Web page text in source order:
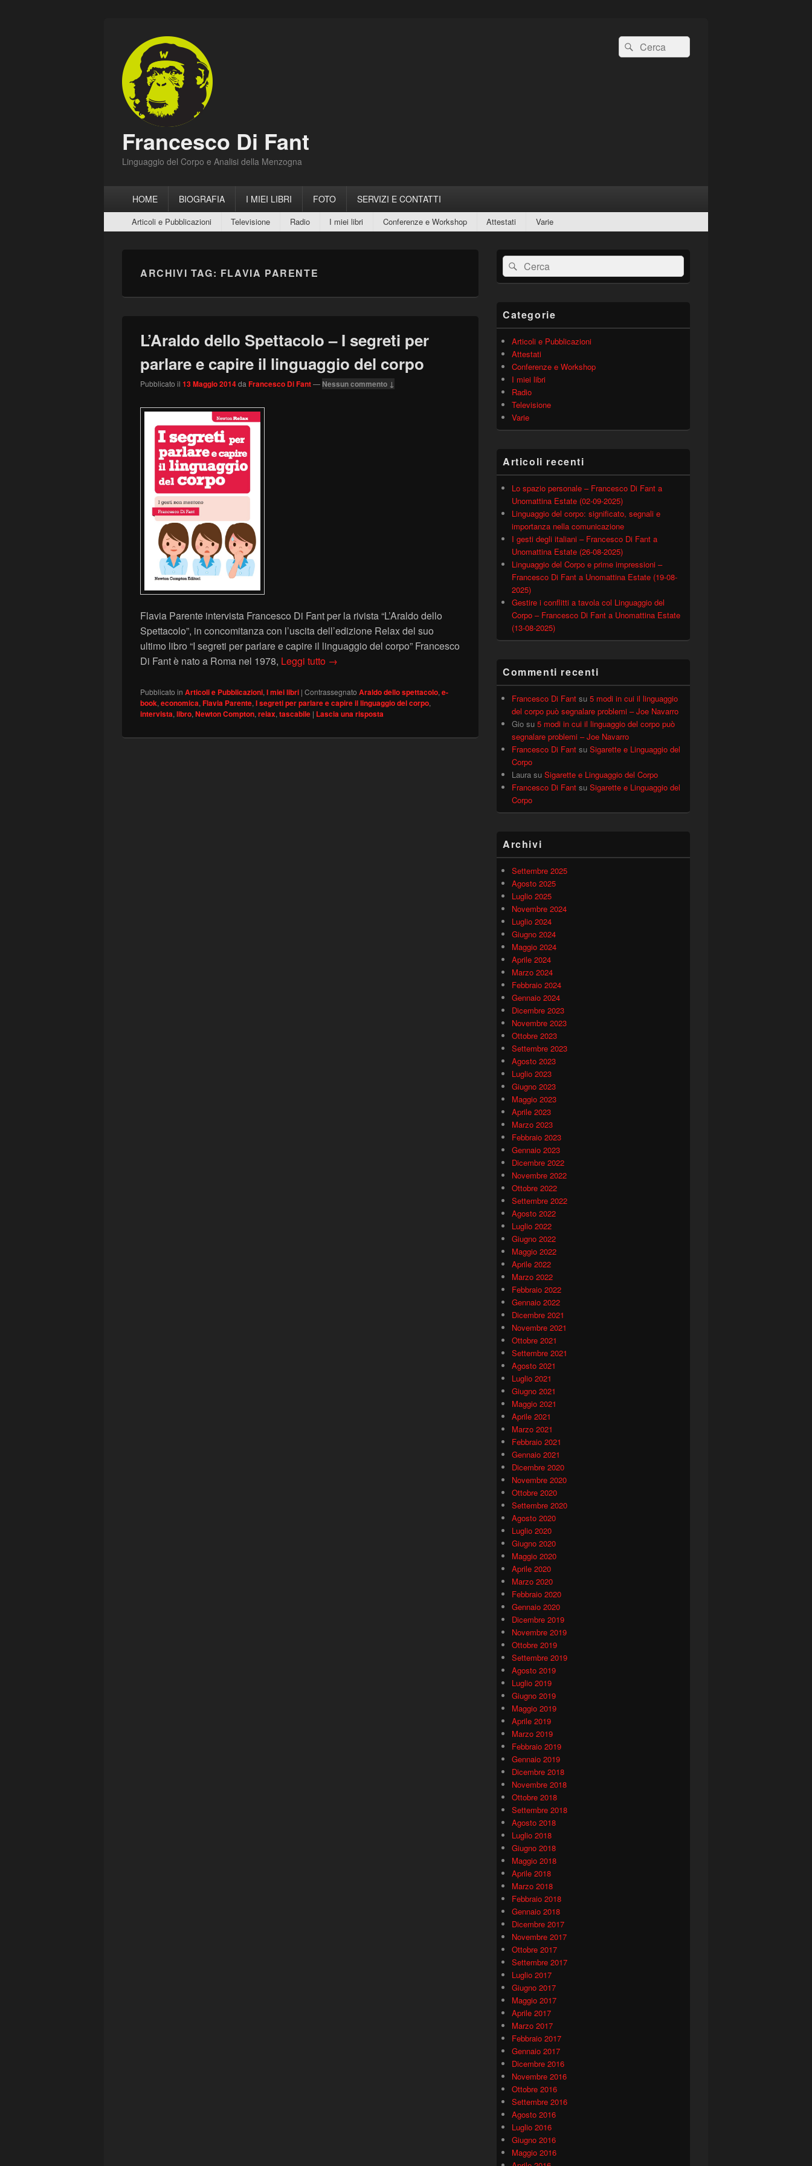
Francesco Di Fant
Linguaggio del Corpo e Analisi della Menzogna
Cerca:Cerca
principaleHOME BIOGRAFIA I MIEI LIBRI FOTO SERVIZI E CONTATTI
secondario
Articoli e Pubblicazioni Televisione Radio I miei libri Conferenze e Workshop Attestati Varie
ARCHIVI TAG: FLAVIA PARENTE
L’Araldo dello Spettacolo – I segreti per
parlare e capire il linguaggio del corpo
Pubblicato il 13 Maggio 2014da Francesco Di Fant— Nessun commento ↓
Flavia Parente intervista Francesco Di Fant per la rivista “L’Araldo dello
Spettacolo”, in concomitanza con l’uscita dell’edizione Relax del suo
ultimo libro “I segreti per parlare e capire il linguaggio del corpo” Francesco
Di Fant è nato a Roma nel 1978, Leggi tutto L’Araldo dello Spettacolo – I segreti per parlare e capire il linguaggio del corpo
→
Pubblicato in Articoli e Pubblicazioni, I miei libri | Contrassegnato Araldo dello spettacolo, e-
book, economica, Flavia Parente, I segreti per parlare e capire il linguaggio del corpo,
intervista, libro, Newton Compton, relax, tascabile | Lascia una risposta
Area
widget
barra
laterale
Cerca:Cerca
Categorie
Articoli e Pubblicazioni
Attestati
Conferenze e Workshop
I miei libri
Radio
Televisione
Varie
Articoli recenti
Lo spazio personale – Francesco Di Fant a
Unomattina Estate (02-09-2025)
Linguaggio del corpo: significato, segnali e
importanza nella comunicazione
I gesti degli italiani – Francesco Di Fant a
Unomattina Estate (26-08-2025)
Linguaggio del Corpo e prime impressioni –
Francesco Di Fant a Unomattina Estate (19-08-
2025)
Gestire i conflitti a tavola col Linguaggio del
Corpo – Francesco Di Fant a Unomattina Estate
(13-08-2025)
Commenti recenti
Francesco Di Fant su 5 modi in cui il linguaggio
del corpo può segnalare problemi – Joe Navarro
Gio su 5 modi in cui il linguaggio del corpo può
segnalare problemi – Joe Navarro
Francesco Di Fant su Sigarette e Linguaggio del
Corpo
Laura su Sigarette e Linguaggio del Corpo
Francesco Di Fant su Sigarette e Linguaggio del
Corpo
Archivi
Settembre 2025
Agosto 2025
Luglio 2025
Novembre 2024
Luglio 2024
Giugno 2024
Maggio 2024
Aprile 2024
Marzo 2024
Febbraio 2024
Gennaio 2024
Dicembre 2023
Novembre 2023
Ottobre 2023
Settembre 2023
Agosto 2023
Luglio 2023
Giugno 2023
Maggio 2023
Aprile 2023
Marzo 2023
Febbraio 2023
Gennaio 2023
Dicembre 2022
Novembre 2022
Ottobre 2022
Settembre 2022
Agosto 2022
Luglio 2022
Giugno 2022
Maggio 2022
Aprile 2022
Marzo 2022
Febbraio 2022
Gennaio 2022
Dicembre 2021
Novembre 2021
Ottobre 2021
Settembre 2021
Agosto 2021
Luglio 2021
Giugno 2021
Maggio 2021
Aprile 2021
Marzo 2021
Febbraio 2021
Gennaio 2021
Dicembre 2020
Novembre 2020
Ottobre 2020
Settembre 2020
Agosto 2020
Luglio 2020
Giugno 2020
Maggio 2020
Aprile 2020
Marzo 2020
Febbraio 2020
Gennaio 2020
Dicembre 2019
Novembre 2019
Ottobre 2019
Settembre 2019
Agosto 2019
Luglio 2019
Giugno 2019
Maggio 2019
Aprile 2019
Marzo 2019
Febbraio 2019
Gennaio 2019
Dicembre 2018
Novembre 2018
Ottobre 2018
Settembre 2018
Agosto 2018
Luglio 2018
Giugno 2018
Maggio 2018
Aprile 2018
Marzo 2018
Febbraio 2018
Gennaio 2018
Dicembre 2017
Novembre 2017
Ottobre 2017
Settembre 2017
Luglio 2017
Giugno 2017
Maggio 2017
Aprile 2017
Marzo 2017
Febbraio 2017
Gennaio 2017
Dicembre 2016
Novembre 2016
Ottobre 2016
Settembre 2016
Agosto 2016
Luglio 2016
Giugno 2016
Maggio 2016